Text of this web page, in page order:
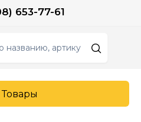
653-77-61
Товары